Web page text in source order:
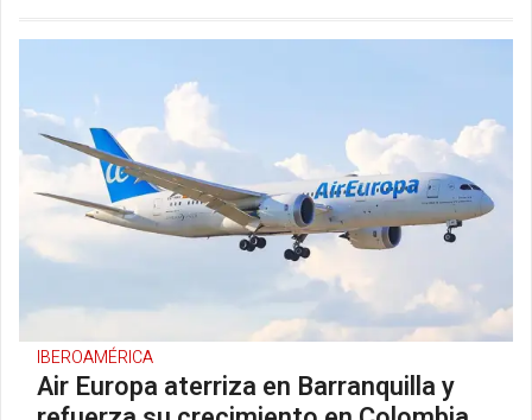
IBEROAMÉRICA
Air Europa aterriza en Barranquilla y